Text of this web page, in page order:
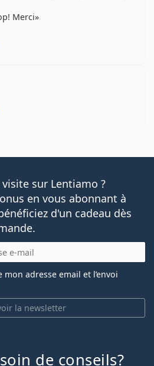
Merci
sur Lentiamo ?
en vous abonnant à
d'un cadeau dès
la newsletter
mon adresse email et l’envoi
de conseils?